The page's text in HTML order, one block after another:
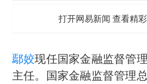
打开网易新闻 查看精
鄢姣现任国家金融监督管
主任。国家金融监督管理